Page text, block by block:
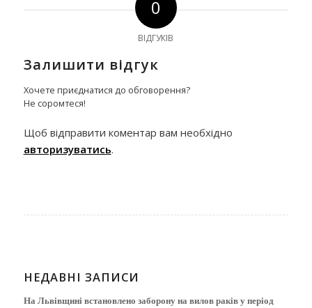
0
ВІДГУКІВ
Залишити відгук
Хочете приєднатися до обговорення?
Не соромтеся!
Щоб відправити коментар вам необхідно
авторизуватись.
НЕДАВНІ ЗАПИСИ
На Львівщині встановлено заборону на вилов раків у період